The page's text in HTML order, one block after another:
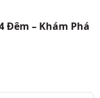
Đêm – Khám Phá